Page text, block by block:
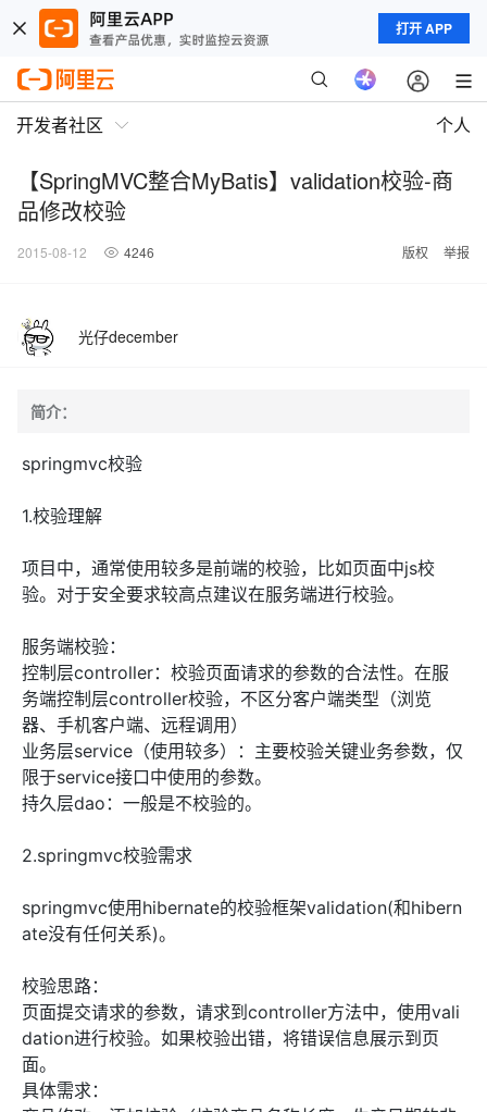
打开 APP
开发者社区 个人
【SpringMVC整合MyBatis】validation校验-商
品修改校验
2015-08-12 4246 版权 举报
光仔december
简介：
springmvc校验
1.校验理解
项目中，通常使用较多是前端的校验，比如页面中js校
验。对于安全要求较高点建议在服务端进行校验。
服务端校验：
控制层controller：校验页面请求的参数的合法性。在服
务端控制层controller校验，不区分客户端类型（浏览
器、手机客户端、远程调用）
业务层service（使用较多）：主要校验关键业务参数，仅
限于service接口中使用的参数。
持久层dao：一般是不校验的。
2.springmvc校验需求
springmvc使用hibernate的校验框架validation(和hibern
ate没有任何关系)。
校验思路：
页面提交请求的参数，请求到controller方法中，使用vali
dation进行校验。如果校验出错，将错误信息展示到页
面。
具体需求：